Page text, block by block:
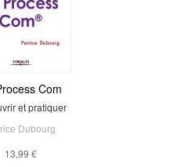
Com
et pratiquer
Dubourg
13,99 €